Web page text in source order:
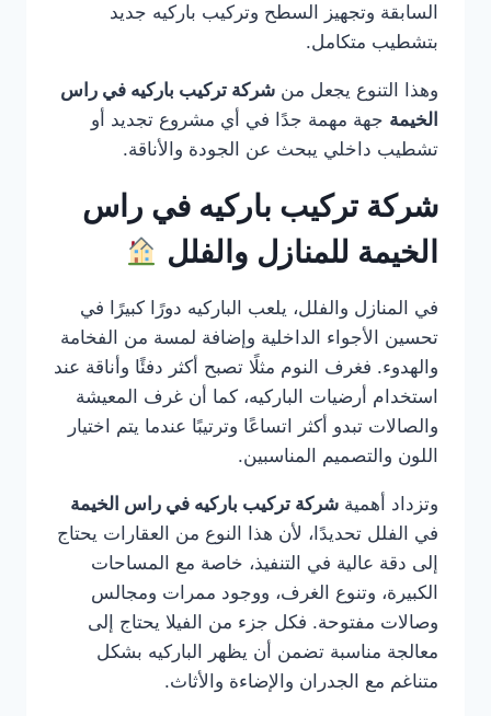
السابقة وتجهيز السطح وتركيب باركيه جديد
بتشطيب متكامل.
وهذا التنوع يجعل من شركة تركيب باركيه في راس
الخيمة جهة مهمة جدًا في أي مشروع تجديد أو
تشطيب داخلي يبحث عن الجودة والأناقة.
شركة تركيب باركيه في راس
الخيمة للمنازل والفلل
في المنازل والفلل، يلعب الباركيه دورًا كبيرًا في
تحسين الأجواء الداخلية وإضافة لمسة من الفخامة
والهدوء. فغرف النوم مثلًا تصبح أكثر دفئًا وأناقة عند
استخدام أرضيات الباركيه، كما أن غرف المعيشة
والصالات تبدو أكثر اتساعًا وترتيبًا عندما يتم اختيار
اللون والتصميم المناسبين.
وتزداد أهمية شركة تركيب باركيه في راس الخيمة
في الفلل تحديدًا، لأن هذا النوع من العقارات يحتاج
إلى دقة عالية في التنفيذ، خاصة مع المساحات
الكبيرة، وتنوع الغرف، ووجود ممرات ومجالس
وصالات مفتوحة. فكل جزء من الفيلا يحتاج إلى
معالجة مناسبة تضمن أن يظهر الباركيه بشكل
متناغم مع الجدران والإضاءة والأثاث.